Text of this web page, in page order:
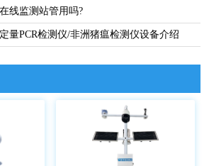
线监测站管用吗?
量PCR检测仪/非洲猪瘟检测仪设备介绍